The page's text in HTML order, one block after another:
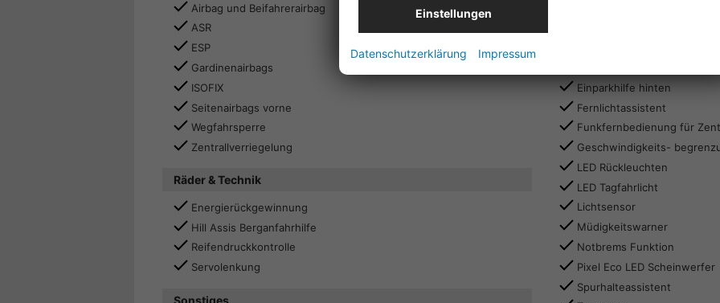
Airbag und Beifahrerairbag
ASR
ESP
Gardinenairbags
ISOFIX
Seitenairbags vorne
Wegfahrsperre
Zentrallverriegelung
Räder & Technik
Energierückgewinnung
Hill Assis Berganfahrhilfe
Reifendruckkontrolle
Servolenkung
Sonstiges
Einparkhilfe hinten
Fernlichtassistent
Funkfernbedienung für
Geschwindigkeits-
LED Rückleuchten
LED Tagfahrlicht
Lichtsensor
Müdigkeitswarner
Notbrems Funktion
Pixel Eco LED Scheinwerfer
Spurhalteassistent
Einstellungen
Datenschutzerklärung Impressum